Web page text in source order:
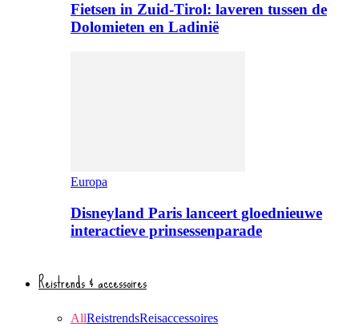
Fietsen in Zuid-Tirol: laveren tussen de
Dolomieten en Ladinië
Europa
Disneyland Paris lanceert gloednieuwe
interactieve prinsessenparade
Reistrends & accessoires
AllReistrendsReisaccessoires